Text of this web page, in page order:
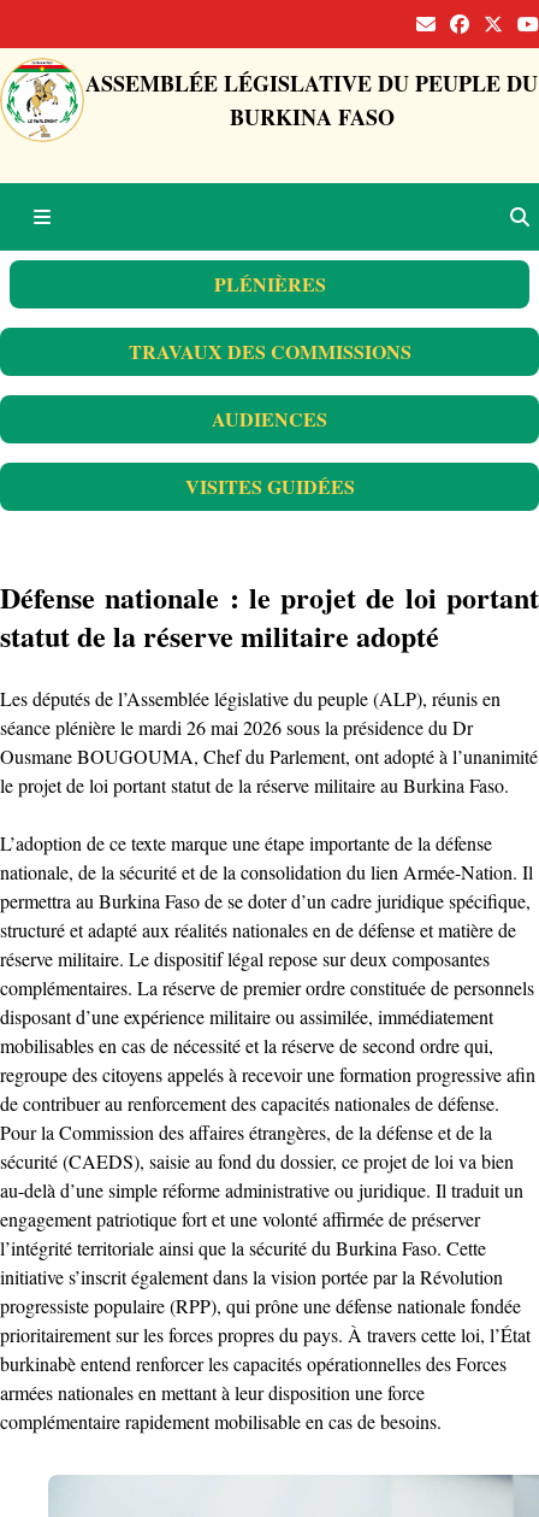
ASSEMBLÉE LÉGISLATIVE DU PEUPLE DU
BURKINA FASO
PLÉNIÈRES
TRAVAUX DES COMMISSIONS
AUDIENCES
VISITES GUIDÉES
Défense nationale : le projet de loi portant
statut de la réserve militaire adopté
Les députés de l’Assemblée législative du peuple (ALP), réunis en
séance plénière le mardi 26 mai 2026 sous la présidence du Dr
Ousmane BOUGOUMA, Chef du Parlement, ont adopté à l’unanimité
le projet de loi portant statut de la réserve militaire au Burkina Faso.
L’adoption de ce texte marque une étape importante de la défense
nationale, de la sécurité et de la consolidation du lien Armée-Nation. Il
permettra au Burkina Faso de se doter d’un cadre juridique spécifique,
structuré et adapté aux réalités nationales en de défense et matière de
réserve militaire. Le dispositif légal repose sur deux composantes
complémentaires. La réserve de premier ordre constituée de personnels
disposant d’une expérience militaire ou assimilée, immédiatement
mobilisables en cas de nécessité et la réserve de second ordre qui,
regroupe des citoyens appelés à recevoir une formation progressive afin
de contribuer au renforcement des capacités nationales de défense.
Pour la Commission des affaires étrangères, de la défense et de la
sécurité (CAEDS), saisie au fond du dossier, ce projet de loi va bien
au-delà d’une simple réforme administrative ou juridique. Il traduit un
engagement patriotique fort et une volonté affirmée de préserver
l’intégrité territoriale ainsi que la sécurité du Burkina Faso. Cette
initiative s’inscrit également dans la vision portée par la Révolution
progressiste populaire (RPP), qui prône une défense nationale fondée
prioritairement sur les forces propres du pays. À travers cette loi, l’État
burkinabè entend renforcer les capacités opérationnelles des Forces
armées nationales en mettant à leur disposition une force
complémentaire rapidement mobilisable en cas de besoins.